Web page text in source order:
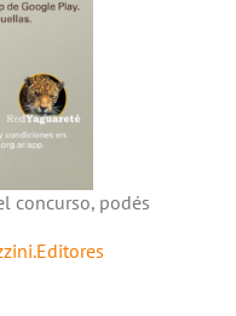
concurso, podés